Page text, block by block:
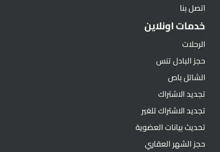
اتصل بنا
خدمات اونلاين
الرحلات
حجز البادل تنس
الشاتل باص
تجديد الاشتراك
تجديد الاشتراك للغير
تحديث بيانات العضوية
حجز الشهر العقاري